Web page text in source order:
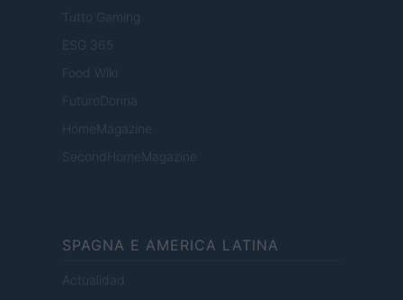
Tutto Gaming
ESG 365
Food Wiki
FuturoDonna
HomeMagazine
SecondHomeMagazine
SPAGNA E AMERICA LATINA
Actualidad